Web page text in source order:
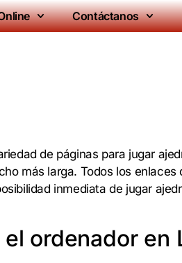
Contáctanos
de páginas para jugar
más larga. Todos los
inmediata de jugar
ordenador en